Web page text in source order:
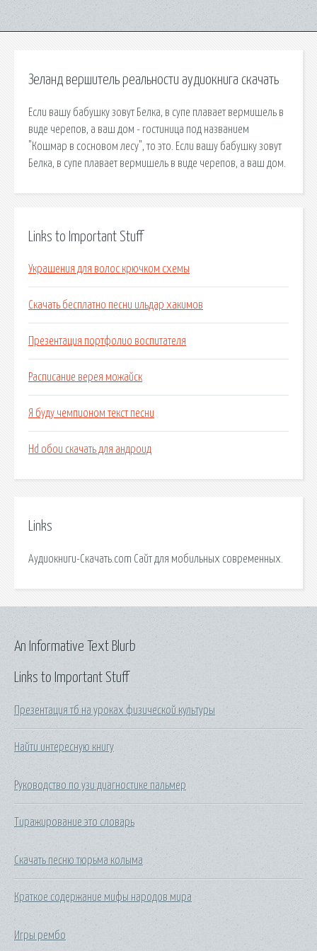
Зеланд вершитель реальности аудиокнига скачать
Если вашу бабушку зовут Белка, в супе плавает вермишель в
виде черепов, а ваш дом - гостиница под названием
"Кошмар в сосновом лесу", то это. Если вашу бабушку зовут
Белка, в супе плавает вермишель в виде черепов, а ваш дом.
Links to Important Stuff
Украшения для волос крючком схемы
Скачать бесплатно песни ильдар хакимов
Презентация портфолио воспитателя
Расписание верея можайск
Я буду чемпионом текст песни
Hd обои скачать для андроид
Links
Аудиокниги-Скачать.com Сайт для мобильных современных.
Links to Important Stuff
Презентация тб на уроках физической культуры
Найти интересную книгу
Руководство по узи диагностике пальмер
Тиражирование это словарь
Скачать песню тюрьма колыма
Краткое содержание мифы народов мира
Игры рембо
An Informative Text Blurb